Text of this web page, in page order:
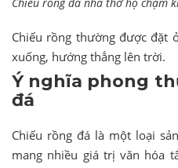
Chiếu rồng thường được đặt
xuống, hướng thẳng lên trời.
Ý nghĩa phong
đá
Chiếu rồng đá là một loại
mang nhiều giá trị văn hóa